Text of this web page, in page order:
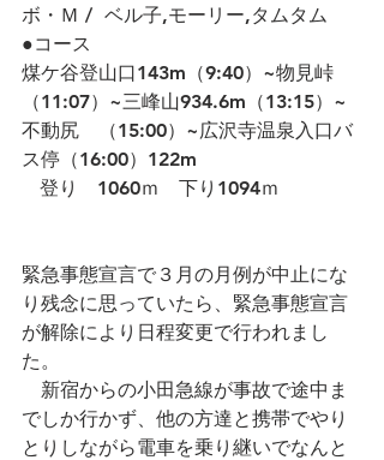
ボ・Ｍ /  ベル子,モーリー,タムタム
●コース
煤ケ谷登山口143m（9:40）~物見峠
（11:07）~三峰山934.6m（13:15）~
不動尻　（15:00）~広沢寺温泉入口バ
ス停（16:00）122m
   登り　1060ｍ　下り1094ｍ
緊急事態宣言で３月の月例が中止にな
り残念に思っていたら、緊急事態宣言
が解除により日程変更で行われまし
た。
新宿からの小田急線が事故で途中ま
でしか行かず、他の方達と携帯でやり
とりしながら電車を乗り継いでなんと